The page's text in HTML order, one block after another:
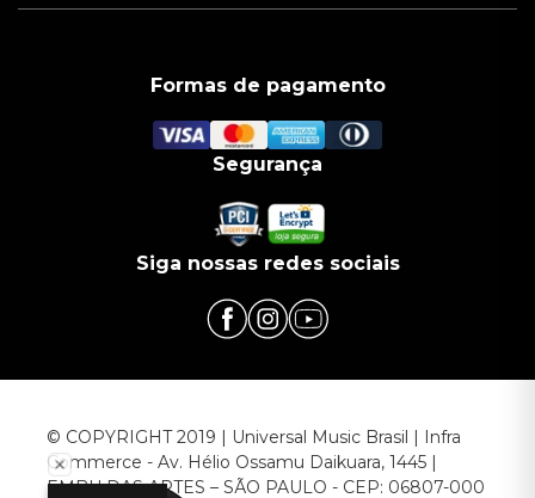
Formas de pagamento
Segurança
Siga nossas redes sociais
© COPYRIGHT 2019 | Universal Music Brasil | Infra
Commerce - Av. Hélio Ossamu Daikuara, 1445 |
EMBU DAS ARTES – SÃO PAULO - CEP: 06807-000